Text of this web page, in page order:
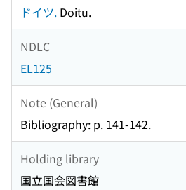
ドイツ. Doitu.
NDLC
EL125
Note (General)
Bibliography: p. 141-142.
Holding library
国立国会図書館